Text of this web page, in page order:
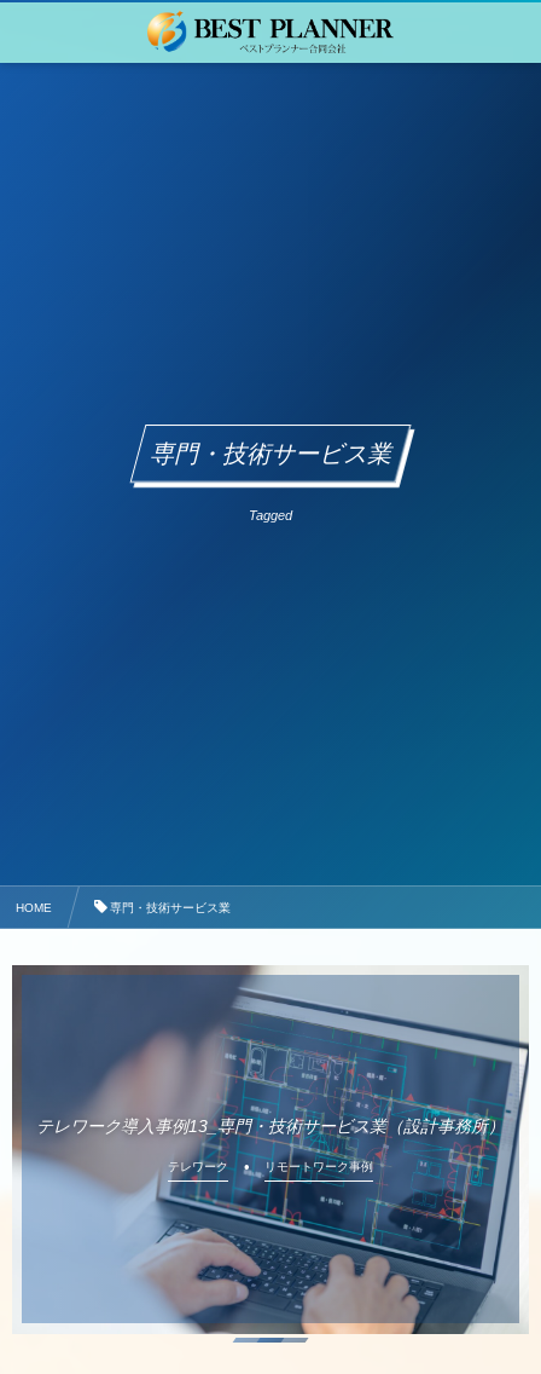
専門・技術サービス業
Tagged
HOME 専門・技術サービス業
テレワーク導入事例13_専門・技術サービス業（設計事務所）
テレワーク リモートワーク事例